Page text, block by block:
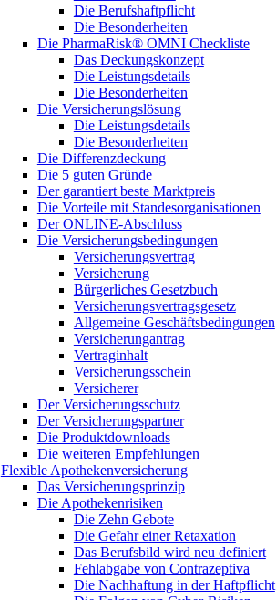
Die Berufshaftpflicht
Die Besonderheiten
Die PharmaRisk® OMNI Checkliste
Das Deckungskonzept
Die Leistungsdetails
Die Besonderheiten
Die Versicherungslösung
Die Leistungsdetails
Die Besonderheiten
Die Differenzdeckung
Die 5 guten Gründe
Der garantiert beste Marktpreis
Die Vorteile mit Standesorganisationen
Der ONLINE-Abschluss
Die Versicherungsbedingungen
Versicherungsvertrag
Versicherung
Bürgerliches Gesetzbuch
Versicherungsvertragsgesetz
Allgemeine Geschäftsbedingungen
Versicherungantrag
Vertraginhalt
Versicherungsschein
Versicherer
Der Versicherungsschutz
Der Versicherungspartner
Die Produktdownloads
Die weiteren Empfehlungen
Flexible Apothekenversicherung
Das Versicherungsprinzip
Die Apothekenrisiken
Die Zehn Gebote
Die Gefahr einer Retaxation
Das Berufsbild wird neu definiert
Fehlabgabe von Contrazeptiva
Die Nachhaftung in der Haftpflicht